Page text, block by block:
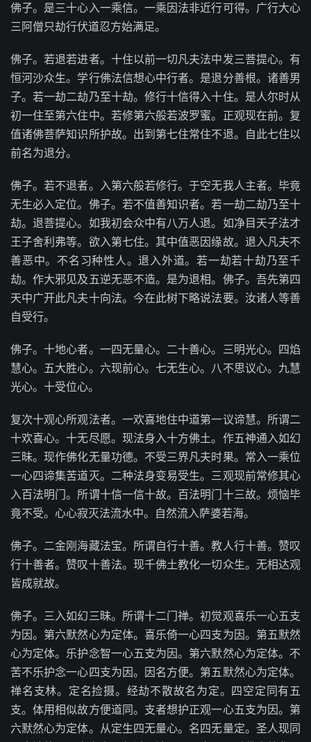
佛子。是三十心入一乘信。一乘因法非近行可得。广行大心
三阿僧只劫行伏道忍方始满足。
佛子。若退若进者。十住以前一切凡夫法中发三菩提心。有
恒河沙众生。学行佛法信想心中行者。是退分善根。诸善男
子。若一劫二劫乃至十劫。修行十信得入十住。是人尔时从
初一住至第六住中。若修第六般若波罗蜜。正观现在前。复
值诸佛菩萨知识所护故。出到第七住常住不退。自此七住以
前名为退分。
佛子。若不退者。入第六般若修行。于空无我人主者。毕竟
无生必入定位。佛子。若不值善知识者。若一劫二劫乃至十
劫。退菩提心。如我初会众中有八万人退。如净目天子法才
王子舍利弗等。欲入第七住。其中值恶因缘故。退入凡夫不
善恶中。不名习种性人。退入外道。若一劫若十劫乃至千
劫。作大邪见及五逆无恶不造。是为退相。佛子。吾先第四
天中广开此凡夫十向法。今在此树下略说法要。汝诸人等善
自受行。
佛子。十地心者。一四无量心。二十善心。三明光心。四焰
慧心。五大胜心。六现前心。七无生心。八不思议心。九慧
光心。十受位心。
复次十观心所观法者。一欢喜地住中道第一议谛慧。所谓二
十欢喜心。十无尽愿。现法身入十方佛土。作五神通入如幻
三昧。现作佛化无量功德。不受三界凡夫时果。常入一乘位
一心四谛集苦道灭。二种法身变易受生。三观现前常修其心
入百法明门。所谓十信一信十故。百法明门十三故。烦恼毕
竟不受。心心寂灭法流水中。自然流入萨婆若海。
佛子。二金刚海藏法宝。所谓自行十善。教人行十善。赞叹
行十善者。赞叹十善法。现千佛土教化一切众生。无相达观
皆成就故。
佛子。三入如幻三昧。所谓十二门禅。初觉观喜乐一心五支
为因。第六默然心为定体。喜乐倚一心四支为因。第五默然
心为定体。乐护念智一心五支为因。第六默然心为定体。不
苦不乐护念一心四支为因。因名方便。第五默然心为定体。
禅名支林。定名捡摄。经劫不散故名为定。四空定同有五
支。体用相似故方便道同。支者想护正观一心五支为因。第
六默然心为定体。从定生四无量心。名四无量定。圣人现同